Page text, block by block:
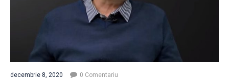
decembrie 8, 2020 0 Comentariu